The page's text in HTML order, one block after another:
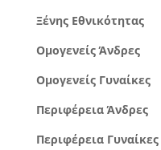
Ξένης Εθνικότητας
Ομογενείς Άνδρες
Ομογενείς Γυναίκες
Περιφέρεια Άνδρες
Περιφέρεια Γυναίκες